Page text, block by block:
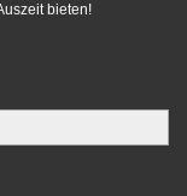
bieten!